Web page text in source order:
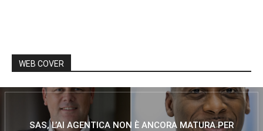
WEB COVER
SAS, L’AI AGENTICA NON È ANCORA MATURA PER